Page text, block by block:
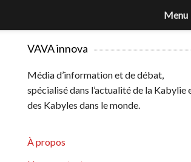
VAVA innova
Média d’information et de débat,
spécialisé dans l’actualité de la Kabylie
des Kabyles dans le monde.
À propos
Menu